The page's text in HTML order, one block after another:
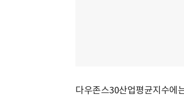
다우존스30산업평균지수에